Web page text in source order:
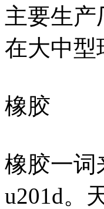
主要生
在大中型
橡胶
橡胶一词
u201d。